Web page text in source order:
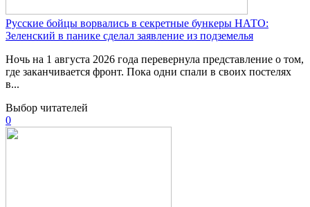
Русские бойцы ворвались в секретные бункеры НАТО:
Зеленский в панике сделал заявление из подземелья
Ночь на 1 августа 2026 года перевернула представление о том,
где заканчивается фронт. Пока одни спали в своих постелях
в...
Выбор читателей
0